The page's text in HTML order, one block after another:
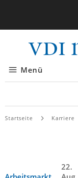
Menü
Startseite Karriere
22.